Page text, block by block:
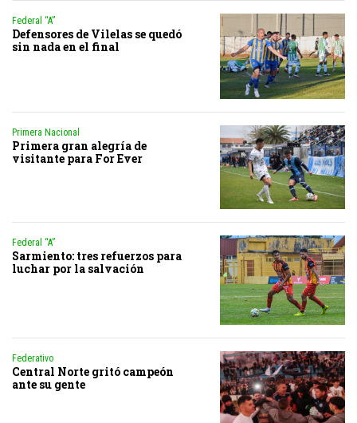
Federal “A”
Defensores de Vilelas se quedó
sin nada en el final
Primera Nacional
Primera gran alegría de
visitante para For Ever
Federal “A”
Sarmiento: tres refuerzos para
luchar por la salvación
Federativo
Central Norte gritó campeón
ante su gente